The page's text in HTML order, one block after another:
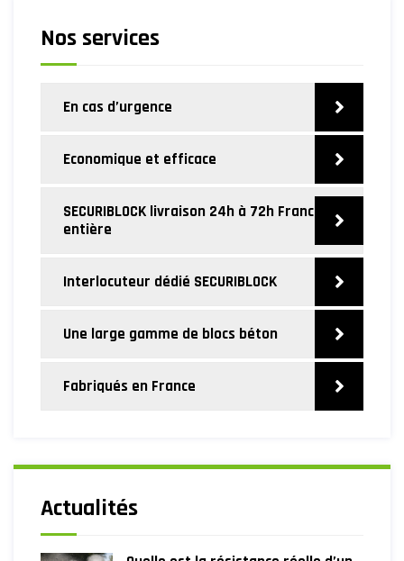
Nos services
En cas d’urgence
Economique et efficace
SECURIBLOCK livraison 24h à 72h France
entière
Interlocuteur dédié SECURIBLOCK
Une large gamme de blocs béton
Fabriqués en France
Actualités